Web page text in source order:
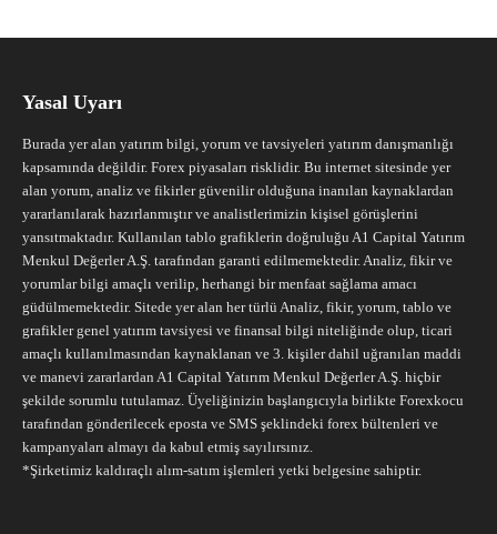
Yasal Uyarı
Burada yer alan yatırım bilgi, yorum ve tavsiyeleri yatırım danışmanlığı
kapsamında değildir. Forex piyasaları risklidir. Bu internet sitesinde yer
alan yorum, analiz ve fikirler güvenilir olduğuna inanılan kaynaklardan
yararlanılarak hazırlanmıştır ve analistlerimizin kişisel görüşlerini
yansıtmaktadır. Kullanılan tablo grafiklerin doğruluğu A1 Capital Yatırım
Menkul Değerler A.Ş. tarafından garanti edilmemektedir. Analiz, fikir ve
yorumlar bilgi amaçlı verilip, herhangi bir menfaat sağlama amacı
güdülmemektedir. Sitede yer alan her türlü Analiz, fikir, yorum, tablo ve
grafikler genel yatırım tavsiyesi ve finansal bilgi niteliğinde olup, ticari
amaçlı kullanılmasından kaynaklanan ve 3. kişiler dahil uğranılan maddi
ve manevi zararlardan A1 Capital Yatırım Menkul Değerler A.Ş. hiçbir
şekilde sorumlu tutulamaz. Üyeliğinizin başlangıcıyla birlikte Forexkocu
tarafından gönderilecek eposta ve SMS şeklindeki forex bültenleri ve
kampanyaları almayı da kabul etmiş sayılırsınız.
*Şirketimiz kaldıraçlı alım-satım işlemleri yetki belgesine sahiptir.